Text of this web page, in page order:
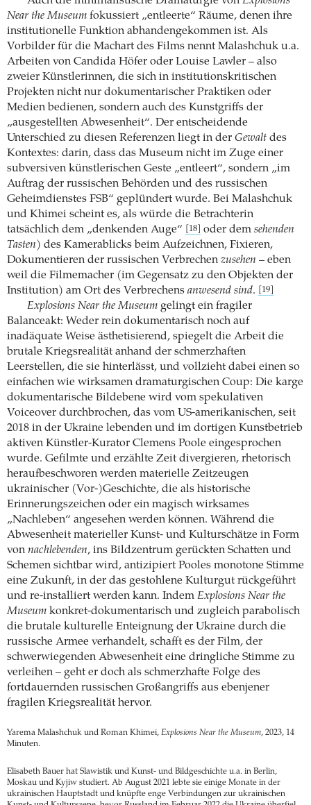
Near the Museum fokussiert „entleerte“ Räume, denen ihre
institutionelle Funktion abhandengekommen ist. Als
Vorbilder für die Machart des Films nennt Malashchuk u.a.
Arbeiten von Candida Höfer oder Louise Lawler – also
zweier Künstlerinnen, die sich in institutionskritischen
Projekten nicht nur dokumentarischer Praktiken oder
Medien bedienen, sondern auch des Kunstgriffs der
„ausgestellten Abwesenheit“. Der entscheidende
Unterschied zu diesen Referenzen liegt in der Gewalt des
Kontextes: darin, dass das Museum nicht im Zuge einer
subversiven künstlerischen Geste „entleert“, sondern „im
Auftrag der russischen Behörden und des russischen
Geheimdienstes FSB“ geplündert wurde. Bei Malashchuk
und Khimei scheint es, als würde die Betrachterin
tatsächlich dem „denkenden Auge“
[18] oder dem sehenden
Tasten) des Kamerablicks beim Aufzeichnen, Fixieren,
Dokumentieren der russischen Verbrechen zusehen – eben
weil die Filmemacher (im Gegensatz zu den Objekten der
Institution) am Ort des Verbrechens anwesend sind. [19]
Explosions Near the Museumgelingt ein fragiler
Balanceakt: Weder rein dokumentarisch noch auf
inadäquate Weise ästhetisierend, spiegelt die Arbeit die
brutale Kriegsrealität anhand der schmerzhaften
Leerstellen, die sie hinterlässt, und vollzieht dabei einen so
einfachen wie wirksamen dramaturgischen Coup: Die karge
dokumentarische Bildebene wird vom spekulativen
Voiceover durchbrochen, das vom US-amerikanischen, seit
2018 in der Ukraine lebenden und im dortigen Kunstbetrieb
aktiven Künstler-Kurator Clemens Poole eingesprochen
wurde. Gefilmte und erzählte Zeit divergieren, rhetorisch
heraufbeschworen werden materielle Zeitzeugen
ukrainischer (Vor-)Geschichte, die als historische
Erinnerungszeichen oder ein magisch wirksames
„Nachleben“ angesehen werden können. Während die
Abwesenheit materieller Kunst- und Kulturschätze in Form
von nachlebenden, ins Bildzentrum gerückten Schatten und
Schemen sichtbar wird, antizipiert Pooles monotone Stimme
eine Zukunft, in der das gestohlene Kulturgut rückgeführt
und re-installiert werden kann. Indem Explosions Near the
Museum konkret-dokumentarisch und zugleich parabolisch
die brutale kulturelle Enteignung der Ukraine durch die
russische Armee verhandelt, schafft es der Film, der
schwerwiegenden Abwesenheit eine dringliche Stimme zu
verleihen – geht er doch als schmerzhafte Folge des
fortdauernden russischen Großangriffs aus ebenjener
fragilen Kriegsrealität hervor.
Yarema Malashchuk und Roman Khimei, Explosions Near the Museum, 2023, 14
Minuten.
Elisabeth Bauer hat Slawistik und Kunst- und Bildgeschichte u.a. in Berlin,
Moskau und Kyjiw studiert. Ab August 2021 lebte sie einige Monate in der
ukrainischen Hauptstadt und knüpfte enge Verbindungen zur ukrainischen